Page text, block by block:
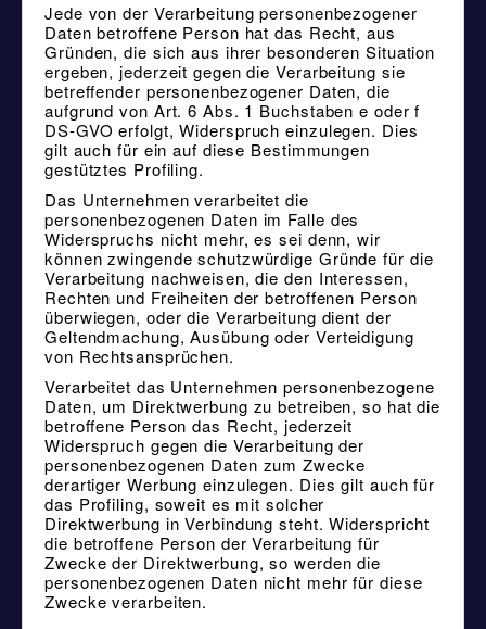
Jede von der Verarbeitung personenbezogener
Daten betroffene Person hat das Recht, aus
Gründen, die sich aus ihrer besonderen Situation
ergeben, jederzeit gegen die Verarbeitung sie
betreffender personenbezogener Daten, die
aufgrund von Art. 6 Abs. 1 Buchstaben e oder f
DS-GVO erfolgt, Widerspruch einzulegen. Dies
gilt auch für ein auf diese Bestimmungen
gestütztes Profiling.
Das Unternehmen verarbeitet die
personenbezogenen Daten im Falle des
Widerspruchs nicht mehr, es sei denn, wir
können zwingende schutzwürdige Gründe für die
Verarbeitung nachweisen, die den Interessen,
Rechten und Freiheiten der betroffenen Person
überwiegen, oder die Verarbeitung dient der
Geltendmachung, Ausübung oder Verteidigung
von Rechtsansprüchen.
Verarbeitet das Unternehmen personenbezogene
Daten, um Direktwerbung zu betreiben, so hat die
betroffene Person das Recht, jederzeit
Widerspruch gegen die Verarbeitung der
personenbezogenen Daten zum Zwecke
derartiger Werbung einzulegen. Dies gilt auch für
das Profiling, soweit es mit solcher
Direktwerbung in Verbindung steht. Widerspricht
die betroffene Person der Verarbeitung für
Zwecke der Direktwerbung, so werden die
personenbezogenen Daten nicht mehr für diese
Zwecke verarbeiten.